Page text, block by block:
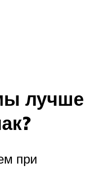
лучше
при